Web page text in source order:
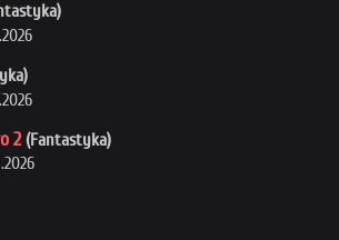
2 (Fantastyka)